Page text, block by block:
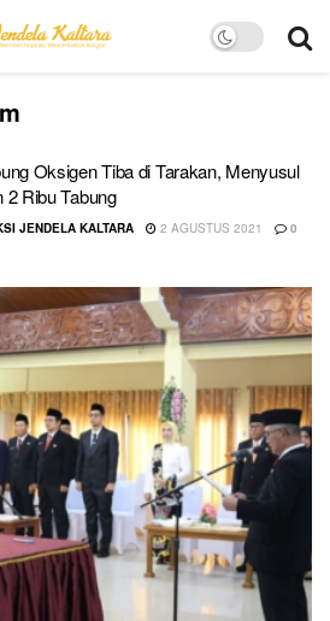
Oksigen Tiba di Tarakan, Menyusul
2 Ribu Tabung
JENDELA KALTARA 2 AGUSTUS 2021 0